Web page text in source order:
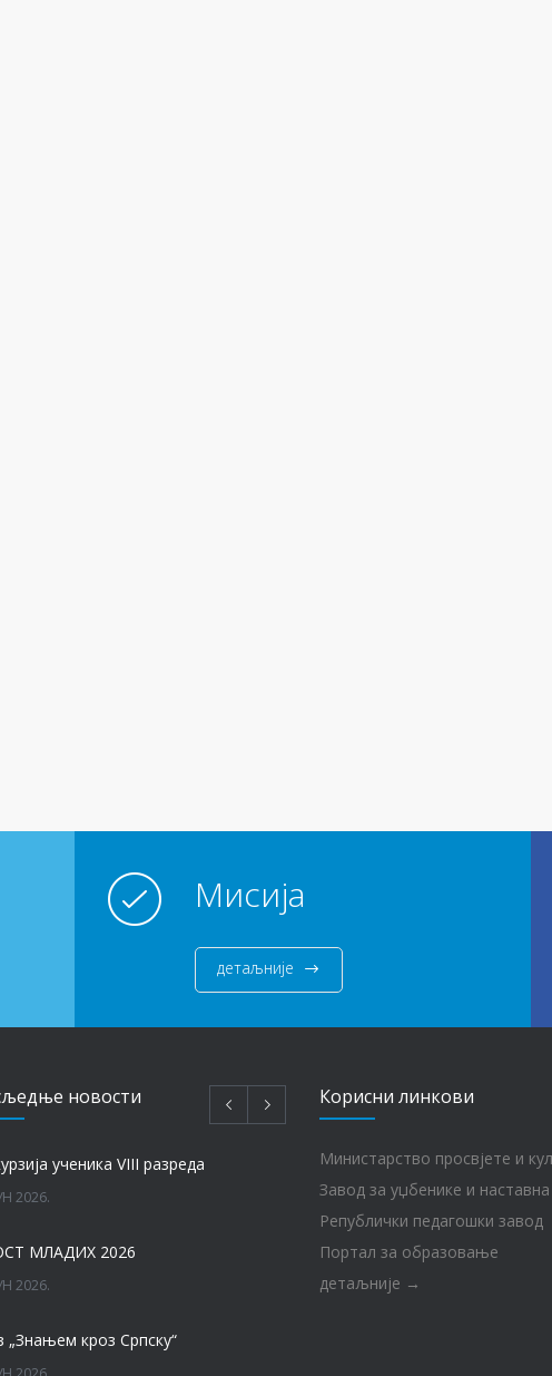
Мисија
детаљније
новости
ученика VIII разреда
2026.
МЛАДИХ 2026
2026.
„Знањем кроз Српску“
Корисни линкови
Министарство просвјете и
Завод за уџбенике и
Републички педагошки завод
Портал за образовање
детаљније →